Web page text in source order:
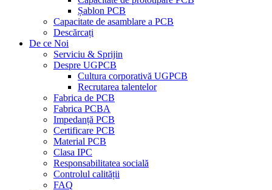
Șablon PCB
Capacitate de asamblare a PCB
Descărcați
De ce Noi
Serviciu & Sprijin
Despre UGPCB
Cultura corporativă UGPCB
Recrutarea talentelor
Fabrica de PCB
Fabrica PCBA
Impedanță PCB
Certificare PCB
Material PCB
Clasa IPC
Responsabilitatea socială
Controlul calității
FAQ